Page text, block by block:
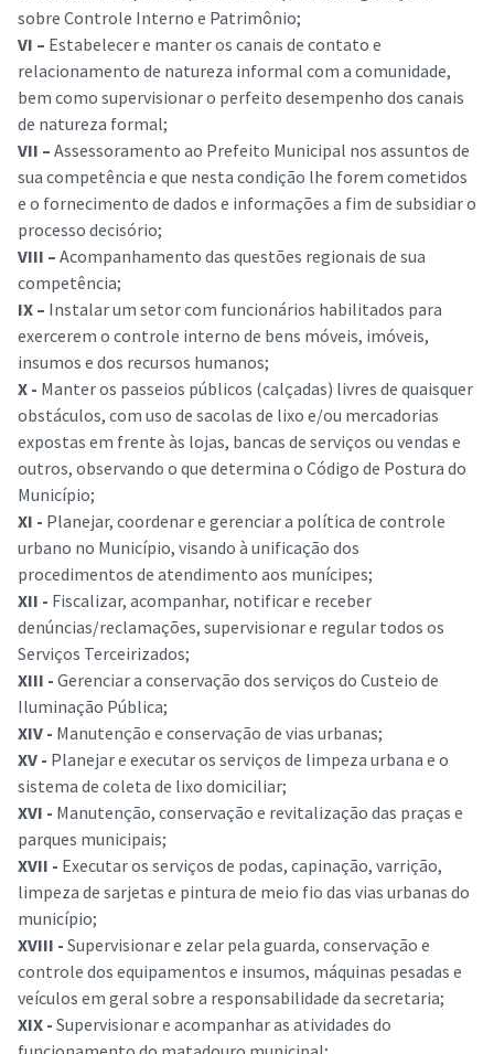
sobre Controle Interno e Patrimônio;
VI – Estabelecer e manter os canais de contato e
relacionamento de natureza informal com a comunidade,
bem como supervisionar o perfeito desempenho dos canais
de natureza formal;
VII – Assessoramento ao Prefeito Municipal nos assuntos de
sua competência e que nesta condição lhe forem cometidos
e o fornecimento de dados e informações a fim de subsidiar o
processo decisório;
VIII – Acompanhamento das questões regionais de sua
competência;
IX – Instalar um setor com funcionários habilitados para
exercerem o controle interno de bens móveis, imóveis,
insumos e dos recursos humanos;
X - Manter os passeios públicos (calçadas) livres de quaisquer
obstáculos, com uso de sacolas de lixo e/ou mercadorias
expostas em frente às lojas, bancas de serviços ou vendas e
outros, observando o que determina o Código de Postura do
Município;
XI - Planejar, coordenar e gerenciar a política de controle
urbano no Município, visando à unificação dos
procedimentos de atendimento aos munícipes;
XII - Fiscalizar, acompanhar, notificar e receber
denúncias/reclamações, supervisionar e regular todos os
Serviços Terceirizados;
XIII - Gerenciar a conservação dos serviços do Custeio de
Iluminação Pública;
XIV - Manutenção e conservação de vias urbanas;
XV - Planejar e executar os serviços de limpeza urbana e o
sistema de coleta de lixo domiciliar;
XVI - Manutenção, conservação e revitalização das praças e
parques municipais;
XVII - Executar os serviços de podas, capinação, varrição,
limpeza de sarjetas e pintura de meio fio das vias urbanas do
município;
XVIII - Supervisionar e zelar pela guarda, conservação e
controle dos equipamentos e insumos, máquinas pesadas e
veículos em geral sobre a responsabilidade da secretaria;
XIX - Supervisionar e acompanhar as atividades do